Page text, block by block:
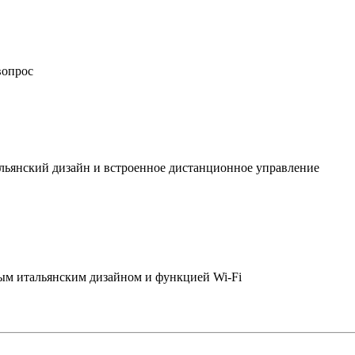
дизайн и встроенное дистанционное управление
итальянским дизайном и функцией Wi-Fi